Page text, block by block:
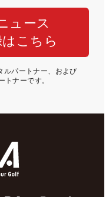
ュース
こちら
ルパートナー、および
トナーです。